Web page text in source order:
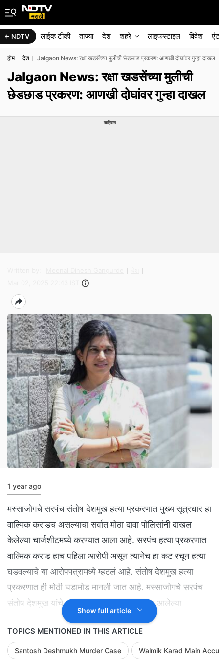
NDTV लाईव्ह टीव्ही ताज्या देश शहरे लाइफस्टाइल विदेश
होम देश Jalgaon News: रक्षा खडसेंच्या मुलीची छेडछाड प्रकरण: आणखी दोघांवर गुन्हा दाखल
Jalgaon News: रक्षा खडसेंच्या मुलीची
छेडछाड प्रकरण: आणखी दोघांवर गुन्हा दाखल
जाहिरात
1 year ago
मस्साजोगचे सरपंच संतोष देशमुख हत्या प्रकरणात मुख्य सूत्रधार हा
वाल्मिक कराडच असल्याचा सर्वात मोठा दावा पोलिसांनी दाखल
केलेल्या चार्जशीटमध्ये करण्यात आला आहे. सरपंच हत्या प्रकरणात
वाल्मिक कराड हाच पहिला आरोपी असून त्यानेच हा कट रचून हत्या
घडवल्याचे या आरोपपत्रामध्ये म्हटलं आहे. संतोष देशमुख हत्या
प्रकरणात ही मोठी घडामोड मानली जात आहे. मस्साजोगचे सरपंच
संतोष देशमुख यांचे अपहरण करून हत्या करण्यात आलेल्या
प्रकरणासह अॅट्रोसिटी आणि खंडणी या तिन्ही प्रकरणातील
एकत्रित आरोपपत्र बीड येथील मकोका न्यायालयातून केज येथील
अतिरिक्त जिल्हा व सत्र न्यायालयात वर्ग करण्यात आले आहे. त्यामुळे
Show full article
TOPICS MENTIONED IN THIS ARTICLE
Santosh Deshmukh Murder Case Walmik Karad Main